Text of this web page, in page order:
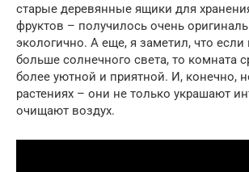
старые деревянные ящики для
фруктов – получилось очень
экологично. А еще, я заметил, что если
больше солнечного света, то комната
более уютной и приятной. И, конечно,
растениях – они не только украшают
очищают воздух.